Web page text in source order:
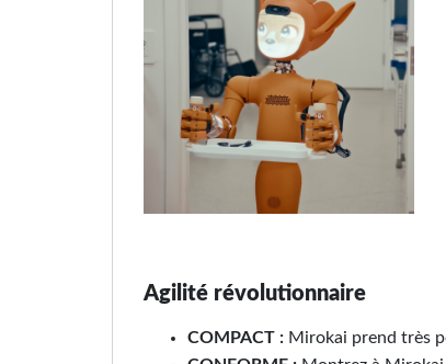
Agilité révolutionnaire
COMPACT : Mirokai prend très